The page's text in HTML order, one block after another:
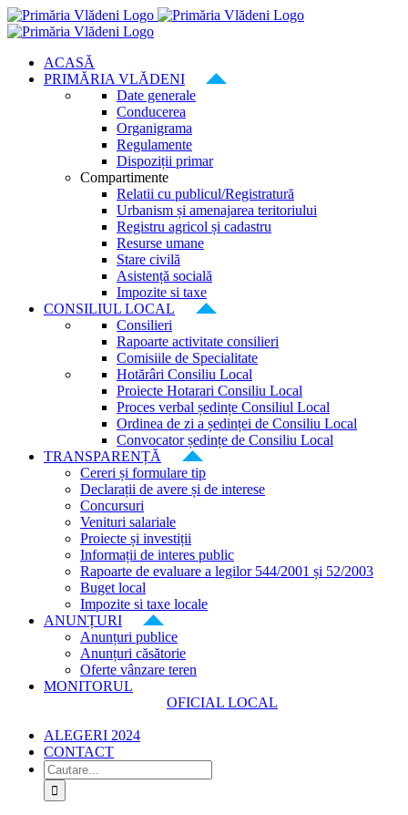
Skip
to
ACASĂ
PRIMĂRIA VLĂDENI
Date generale
Conducerea
Organigrama
Regulamente
Dispoziții primar
Compartimente
Relatii cu publicul/Registratură
Urbanism și amenajarea teritoriului
Registru agricol și cadastru
Resurse umane
Stare civilă
Asistență socială
Impozite si taxe
CONSILIUL LOCAL
Consilieri
Rapoarte activitate consilieri
Comisiile de Specialitate
Hotărâri Consiliu Local
Proiecte Hotarari Consiliu Local
Proces verbal ședințe Consiliul Local
Ordinea de zi a ședinței de Consiliu Local
Convocator ședințe de Consiliu Local
TRANSPARENȚĂ
Cereri și formulare tip
Declarații de avere și de interese
Concursuri
Venituri salariale
Proiecte și investiții
Informații de interes public
Rapoarte de evaluare a legilor 544/2001 și 52/2003
Buget local
Impozite si taxe locale
ANUNȚURI
Anunțuri publice
Anunțuri căsătorie
Oferte vânzare teren
MONITORUL
OFICIAL LOCAL
ALEGERI 2024
CONTACT
Cautare...